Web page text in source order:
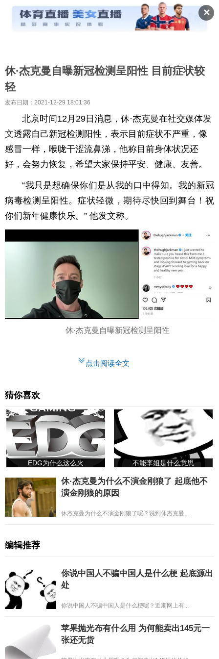
✕
休·杰克曼自曝新冠检测呈阳性 目前症状较
轻
发布日期：2021-12-29 18:01:36
北京时间12月29日消息，休·杰克曼在社交媒体发
文透露自己新冠检测阳性，表示目前症状不严重，像
感冒一样，喉咙干涩流鼻涕，他称目前身体状况还
好，会努力恢复，希望大家保持平安、健康、友善。
“我只是想确保你们是从我的口中得知。我的新冠
病毒检测呈阳性。症状轻微，期待尽快回到舞台！祝
你们新年健康快乐。” 他发文称。
休·杰克曼自曝新冠检测呈阳性
点击阅读全文
猜你喜欢
EDG为什么这么火 不能李姐是什么意思
休·杰克曼为什么不演金刚狼了 起底他不
演金刚狼的原因
休杰克曼为什么不演金刚狼了呢？说到休杰克曼...
编辑推荐
你说中国人不骗中国人是什么梗 起底源出
处
你说中国人不骗中国人是什么梗呢？近期网上有...
苹果抛光布有什么用 为何能卖出145元一
张还无货